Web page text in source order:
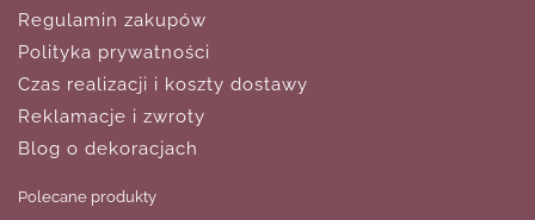
Regulamin zakupów
Polityka prywatności
Czas realizacji i koszty dostawy
Reklamacje i zwroty
Blog o dekoracjach
Polecane produkty